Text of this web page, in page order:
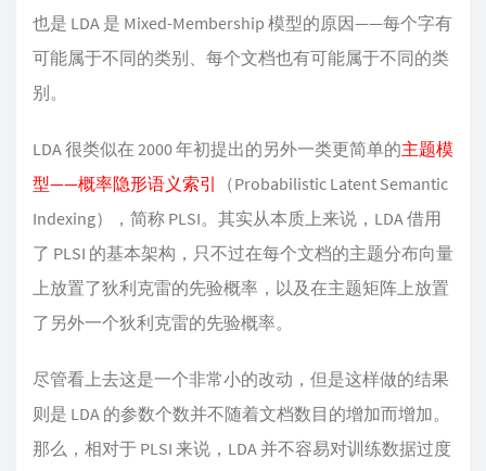
也是 LDA 是 Mixed-Membership 模型的原因——每个字有
可能属于不同的类别、每个文档也有可能属于不同的类
别。
LDA 很类似在 2000 年初提出的另外一类更简单的主题模
型——概率隐形语义索引
（Probabilistic Latent Semantic
Indexing），简称 PLSI。其实从本质上来说，LDA 借用
了 PLSI 的基本架构，只不过在每个文档的主题分布向量
上放置了狄利克雷的先验概率，以及在主题矩阵上放置
了另外一个狄利克雷的先验概率。
尽管看上去这是一个非常小的改动，但是这样做的结果
则是 LDA 的参数个数并不随着文档数目的增加而增加。
那么，相对于 PLSI 来说，LDA 并不容易对训练数据过度